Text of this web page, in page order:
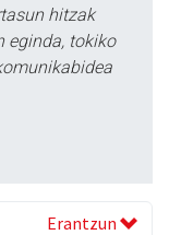
hitzak
eginda, tokiko
Erantzun